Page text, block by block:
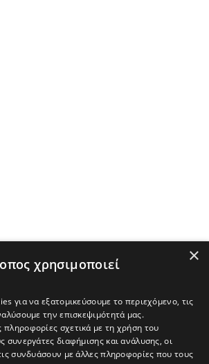
×
χρησιμοποιεί
για να εξατομικεύσουμε το περιεχόμενο, τις
την επισκεψιμότητά μας.
σχετικά με τη χρήση του
συνεργάτες διαφήμισης και ανάλυσης, οι
συνδυάσουν με άλλες πληροφορίες που τους